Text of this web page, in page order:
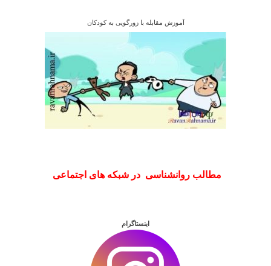
آموزش مقابله با زورگویی به کودکان
مطالب روانشناسی در شبکه های اجتماعی
اینستاگرام